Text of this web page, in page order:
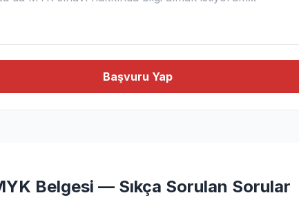
Başvuru Yap
Belgesi — Sıkça Sorulan Sorular